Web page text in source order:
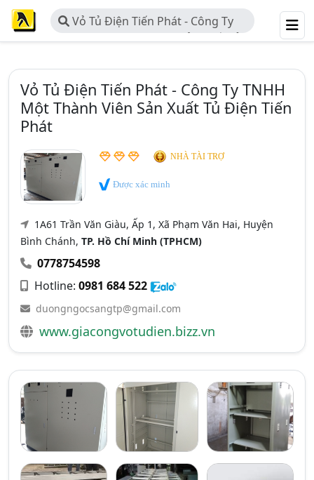
Vỏ Tủ Điện Tiến Phát - Công Ty
TNHH Một Thành Viên Sản Xuất Tủ
Vỏ Tủ Điện Tiến Phát - Công Ty TNHH
Một Thành Viên Sản Xuất Tủ Điện Tiến
Phát
NHÀ TÀI TRỢ
Được xác minh
1A61 Trần Văn Giàu, Ấp 1, Xã Phạm Văn Hai, Huyện
Bình Chánh, TP. Hồ Chí Minh (TPHCM)
0778754598
Hotline: 0981 684 522
duongngocsangtp@gmail.com
www.giacongvotudien.bizz.vn